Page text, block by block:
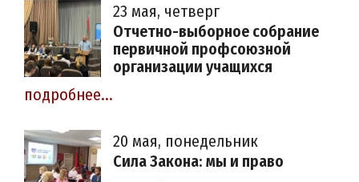
23 мая, четверг
Отчетно-выборное собрание
первичной профсоюзной
организации учащихся
подробнее...
20 мая, понедельник
Сила Закона: мы и право